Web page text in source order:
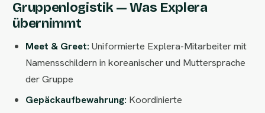
Gruppenlogistik — Was Explera
übernimmt
Meet & Greet: Uniformierte Explera-Mitarbeiter mit
Namensschildern in koreanischer und Muttersprache
der Gruppe
Gepäckaufbewahrung: Koordinierte